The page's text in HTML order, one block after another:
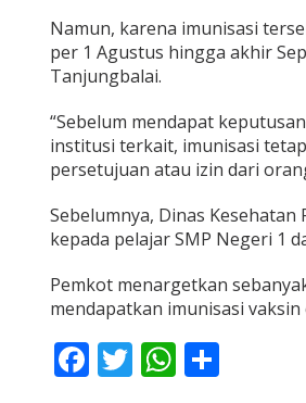
Namun, karena imunisasi
per 1 Agustus hingga akhir
Tanjungbalai.
“Sebelum mendapat
institusi terkait, imunisasi
persetujuan atau izin dari
Sebelumnya, Dinas
kepada pelajar SMP Negeri 1
Pemkot menargetkan
mendapatkan imunisasi
F T W S